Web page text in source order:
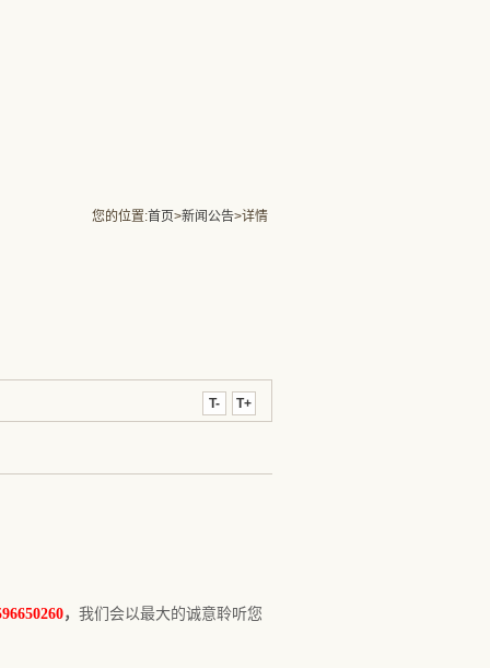
您的位置:首页>新闻公告>详情
T- T+
， 我们会以最大的诚意聆听您